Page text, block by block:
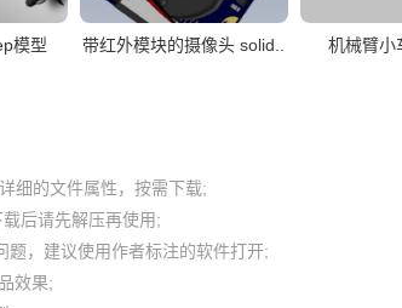
模型 带红外模块的摄像头 solid.. 机械臂小
细的文件属性，按需下载;
后请先解压再使用;
，建议使用作者标注的软件打开;
效果;